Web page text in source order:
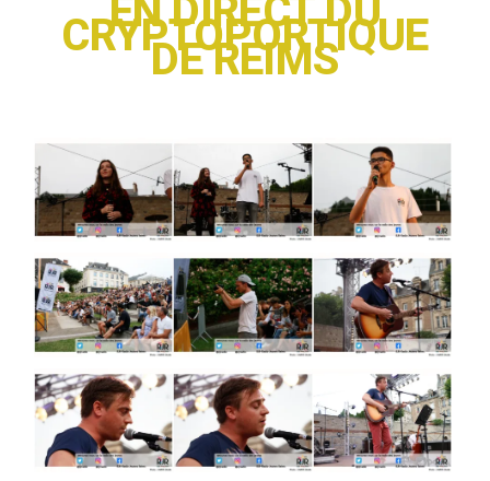
EN DIRECT DU
CRYPTOPORTIQUE
DE REIMS